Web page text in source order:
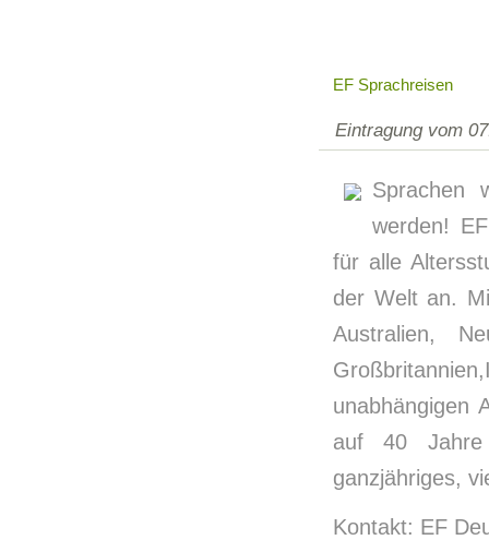
EF Sprachreisen
Eintragung vom
Sprachen
werden!
für alle
der Welt an.
Australien,
unabhängigen
auf 40 Jahre
ganzjähriges,
Kontakt: EF